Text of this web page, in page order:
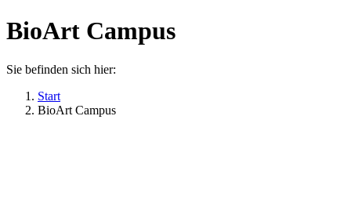
BioArt Campus
Sie befinden sich hier:
Start
BioArt Campus